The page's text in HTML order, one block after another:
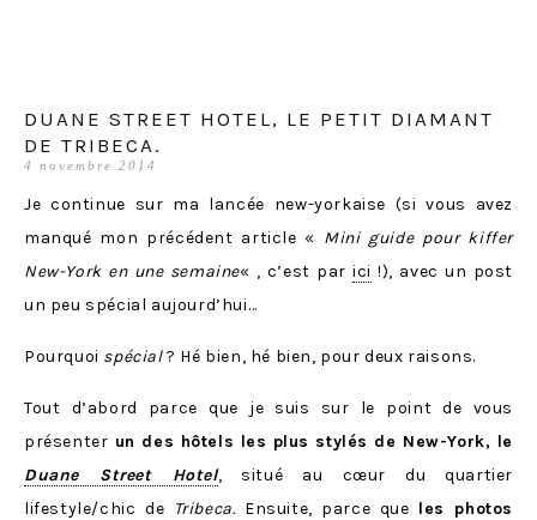
DUANE STREET HOTEL, LE PETIT DIAMANT
DE TRIBECA.
4 novembre 2014
Je continue sur ma lancée new-yorkaise (si vous avez
manqué mon précédent article « Mini guide pour kiffer
New-York en une semaine« , c’est parici !), avec un post
un peu spécial aujourd’hui…
Pourquoi spécial? Hé bien, hé bien, pour deux raisons.
Tout d’abord parce que je suis sur le point de vous
présenter un des hôtels les plus stylés de New-York, le
Duane Street Hotel, situé au cœur du quartier
lifestyle/chic de Tribeca. Ensuite, parce que les photos